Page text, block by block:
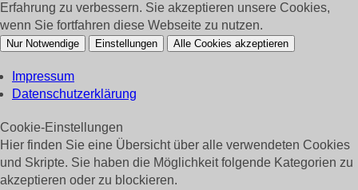
Erfahrung zu verbessern. Sie akzeptieren unsere Cookies,
wenn Sie fortfahren diese Webseite zu nutzen.
Nur Notwendige Einstellungen Alle Cookies akzeptieren
Impressum
Datenschutzerklärung
Cookie-Einstellungen
Hier finden Sie eine Übersicht über alle verwendeten Cookies
und Skripte. Sie haben die Möglichkeit folgende Kategorien zu
akzeptieren oder zu blockieren.